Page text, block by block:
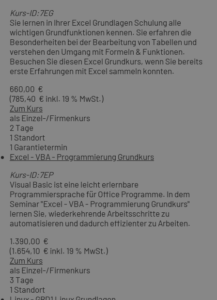
Kurs-ID:7EG
Sie lernen in Ihrer Excel Grundlagen Schulung alle
wichtigen Grundfunktionen kennen. Sie erfahren die
Besonderheiten bei der Bearbeitung von Tabellen und
verstehen den Umgang mit Formeln & Funktionen.
Besuchen Sie diesen Excel Grundkurs, wenn Sie bereits
erste Erfahrungen mit Excel sammeln konnten.
660,00 €
(785,40 € inkl. 19 % MwSt.)
Zum Kurs
als Einzel-/Firmenkurs
2 Tage
1 Standort
1 Garantietermin
Excel - VBA - Programmierung Grundkurs
Kurs-ID:7EP
Visual Basic ist eine leicht erlernbare
Programmiersprache für Office Programme. In dem
Seminar "Excel - VBA - Programmierung Grundkurs"
lernen Sie, wiederkehrende Arbeitsschritte zu
automatisieren und dadurch effizienter zu Arbeiten.
1.390,00 €
(1.654,10 € inkl. 19 % MwSt.)
Zum Kurs
als Einzel-/Firmenkurs
3 Tage
1 Standort